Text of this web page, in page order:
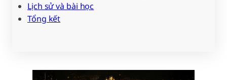
Lịch sử và bài học
Tổng kết